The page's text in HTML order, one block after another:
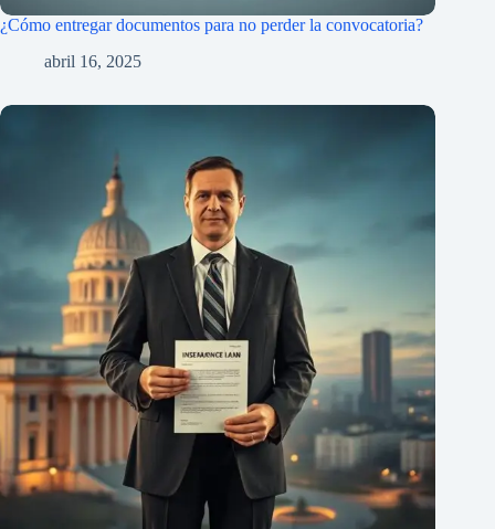
¿Cómo entregar documentos para no perder la convocatoria?
abril 16, 2025